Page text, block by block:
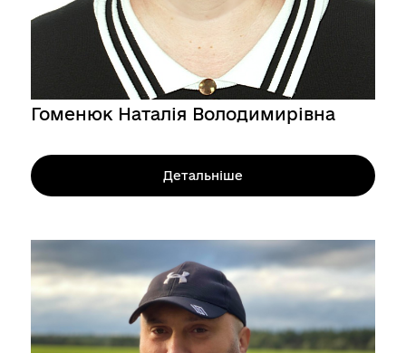
Гоменюк Наталія Володимирівна
Детальніше